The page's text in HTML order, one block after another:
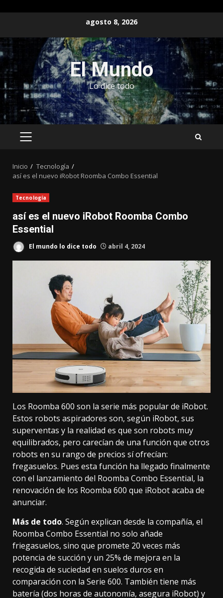
contenido
agosto 8, 2026
El Mundo
Lo dice todo
MENÚ
Inicio
Tecnología
así es el nuevo iRobot Roomba Combo Essential
Tecnología
así es el nuevo iRobot Roomba Combo
Essential
El mundo lo dice todo abril 4, 2024
Los Roomba 600 son la serie más popular de iRobot.
Estos robots aspiradores son, según iRobot, sus
superventas y la realidad es que son robots muy
equilibrados, pero carecían de una función que otros
robots en su rango de precios sí ofrecían:
fregasuelos. Pues esta función ha llegado finalmente
con el lanzamiento del Roomba Combo Essential, la
renovación de los Roomba 600 que iRobot acaba de
anunciar.
Más de todo. Según explican desde la compañía, el
Roomba Combo Essential no solo añade
friegasuelos, sino que promete 20 veces más
potencia de succión y un 25% de mejora en la
recogida de suciedad en suelos duros en
comparación con la Serie 600. También tiene más
batería (dos horas de autonomía, asegura iRobot) y